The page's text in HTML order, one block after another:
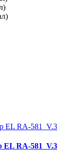
EL RA-581_V.3